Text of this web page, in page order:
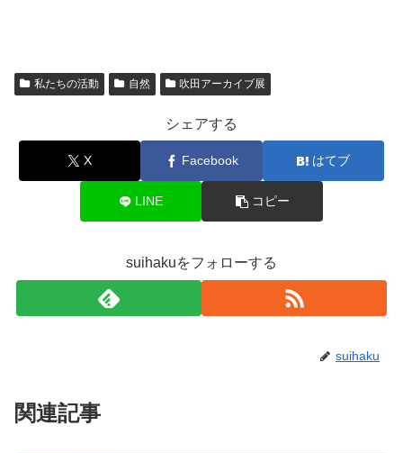
私たちの活動 自然 吹田アーカイブ展
シェアする
X Facebook はてブ
LINE コピー
suihakuをフォローする
suihaku
関連記事